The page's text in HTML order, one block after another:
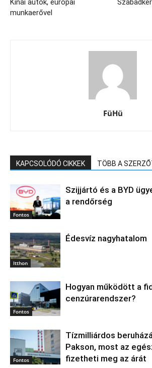
Kínai autók, európai
munkaerővel
FüHü
KAPCSOLÓDÓ CIKKEK TÖBB A
Fontos
Szijjártó és a BYD
a rendőrség
Itthon
Édesvíz nagyhatalom
Fontos
Hogyan működött a
cenzúrarendszer?
Fontos
Tízmilliárdos
Pakson, most az
fizetheti meg az árát